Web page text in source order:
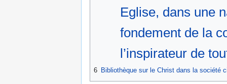
Eglise, dans une
fondement de la
l’inspirateur de
6 Bibliothèque sur le Christ dans la société